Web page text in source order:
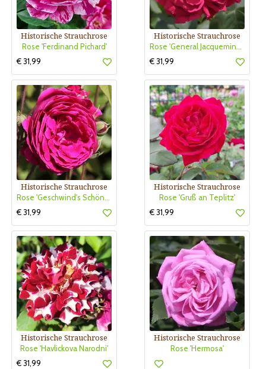
Historische Strauchrose
Rose 'Ferdinand Pichard'
€ 31,99
Historische Strauchrose
Rose 'General Jacqueminot'(perpet.)
€ 31,99
Historische Strauchrose
Rose 'Geschwind's Schönste' (mul.)
€ 31,99
Historische Strauchrose
Rose 'Gruß an Teplitz'
€ 31,99
Historische Strauchrose
Rose 'Havlickova Narodni'
€ 31,99
Historische Strauchrose
Rose 'Hermosa'